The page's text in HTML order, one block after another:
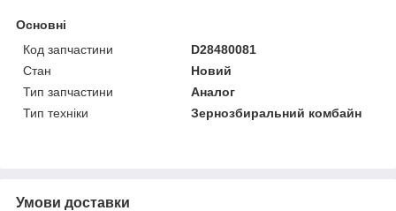
Основні
Код запчастини
D28480081
Стан
Новий
Тип запчастини
Аналог
Тип техніки
Зернозбиральний комбайн
Умови доставки